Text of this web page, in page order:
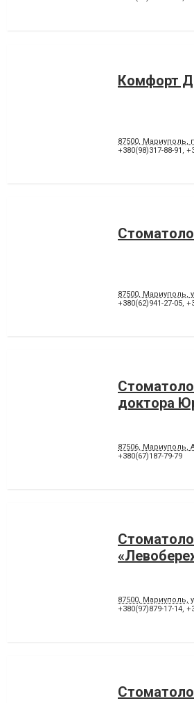
Комфорт
87500, Мариуполь,
+380(98)317-88-91 ,
87500, Мариуполь,
+380(62)941-27-05,
доктора
87506, Мариуполь,
+380(67)187-79-79
87500, Мариуполь,
+380(97)879-17-14,